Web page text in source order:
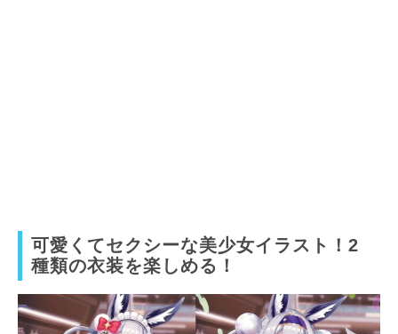
可愛くてセクシーな美少女イラスト！2
種類の衣装を楽しめる！